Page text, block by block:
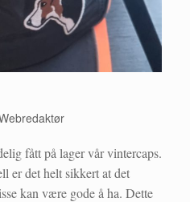
fått på lager vår vintercaps.
er det helt sikkert at det
kan være gode å ha. Dette